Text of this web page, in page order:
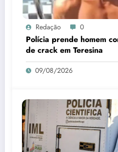
Redação 0
Polícia prende homem
de crack em Teresina
09/08/2026